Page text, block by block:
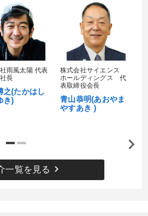
雨風太陽 代表
長
之(たかはし
き)
株式会社サイエンス
ホールディングス 代
表取締役会長
青山恭明(あおやま
やすあき )
一覧を見る keyboard_arrow_right